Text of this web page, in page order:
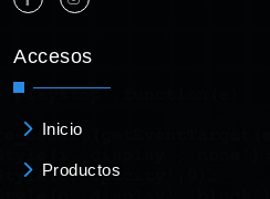
Accesos
Inicio
Productos